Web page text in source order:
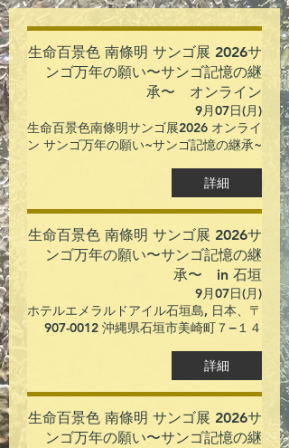
生命百景色 南條明 サンゴ展 2026サ
ンゴ万年の願い〜サンゴ記憶の継
承〜 オンライン
9月07日(月)
生命百景色南條明サンゴ展2026 オンライ
ン サンゴ万年の願い~サンゴ記憶の継承~
詳細
生命百景色 南條明 サンゴ展 2026サ
ンゴ万年の願い〜サンゴ記憶の継
承〜 in 石垣
9月07日(月)
ホテルエメラルドアイル石垣島, 日本、〒
907-0012 沖縄県石垣市美崎町７−１４
詳細
生命百景色 南條明 サンゴ展 2026サ
ンゴ万年の願い〜サンゴ記憶の継